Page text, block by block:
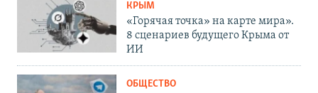
КРЫМ
«Горячая точка» на карте мира».
8 сценариев будущего Крыма от
ИИ
ОБЩЕСТВО